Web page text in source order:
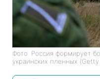
Фото: Россия формирует
украинских пленных (Getty